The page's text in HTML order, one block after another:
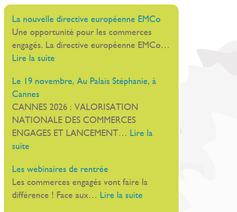
La nouvelle directive européenne EMCo
Une opportunité pour les commerces
engagés. La directive européenne EMCo…
Lire la suite
nouvelle
européenne
EMCo
Le 19 novembre, Au Palais Stéphanie, à
Cannes
CANNES 2026 : VALORISATION
NATIONALE DES COMMERCES
ENGAGES ET LANCEMENT… Lire la
suite
19
novembre,
Au
Les webinaires de rentrée
Les commerces engagés vont faire la
différence ! Face aux… Lire la suite